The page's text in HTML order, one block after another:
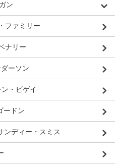
ン
ファミリー
ナリー
ーソン
・ビゲイ
ードン
ンディー・スミス